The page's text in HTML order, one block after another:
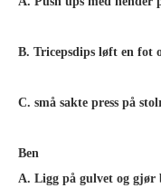
B. Tricepsdips løft en fot
C. små sakte press på
Ben
A. Ligg på gulvet og gjør